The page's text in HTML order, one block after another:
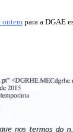
ontem para a DGAE